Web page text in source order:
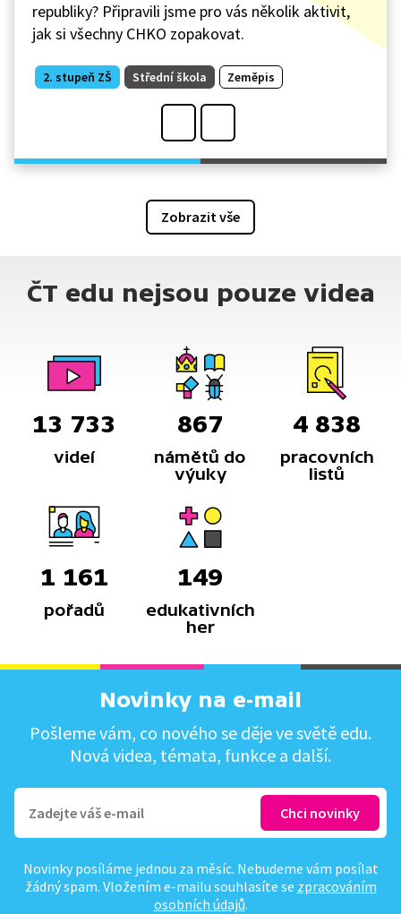
republiky? Připravili jsme pro vás několik aktivit,
jak si všechny CHKO zopakovat.
2. stupeň ZŠ Střední škola Zeměpis
Zobrazit vše
ČT edu nejsou pouze videa
13 733
videí
867
námětů do
výuky
4 838
pracovních
listů
1 161
pořadů
149
edukativních
her
Novinky na e-mail
Pošleme vám, co nového se děje ve světě edu.
Nová videa, témata, funkce a další.
Novinky posíláme jednou za měsíc. Nebudeme vám posílat
žádný spam. Vložením e-mailu souhlasíte se zpracováním
osobních údajů.